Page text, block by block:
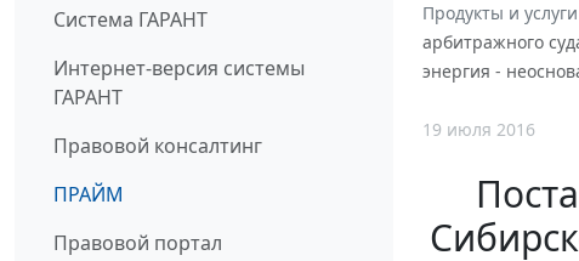
Система ГАРАНТ
Интернет-версия системы
ГАРАНТ
Правовой консалтинг
ПРАЙМ
Правовой портал
Продукты и услуги
арбитражного
энергия -
19 июля 2016